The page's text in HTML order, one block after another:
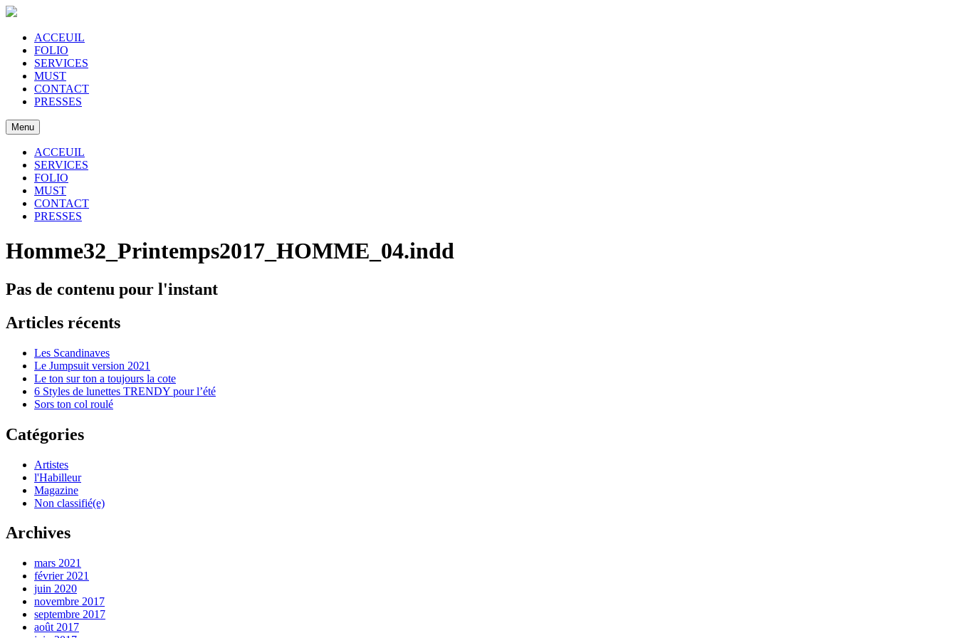
ACCEUIL
FOLIO
SERVICES
MUST
CONTACT
PRESSES
Menu
ACCEUIL
SERVICES
FOLIO
MUST
CONTACT
PRESSES
Homme32_Printemps2017_HOMME_04.indd
Pas de contenu pour l'instant
Articles récents
Les Scandinaves
Le Jumpsuit version 2021
Le ton sur ton a toujours la cote
6 Styles de lunettes TRENDY pour l’été
Sors ton col roulé
Catégories
Artistes
l'Habilleur
Magazine
Non classifié(e)
Archives
mars 2021
février 2021
juin 2020
novembre 2017
septembre 2017
août 2017